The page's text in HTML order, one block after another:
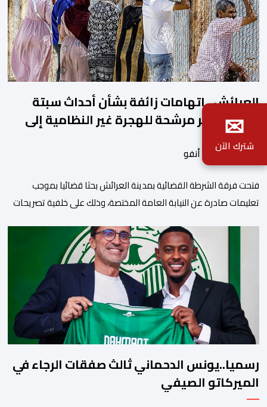
العرائش.. اتهامات زائفة بشأن أحداث سبتة
المحتلة تجر مرشحة للهجرة غير النظامية إلى
القضاء
بواسطة أحداث. أنفو
فتحت فرقة الشرطة القضائية بمدينة العرائش بحثا قضائيا بموجب
تعليمات صادرة عن النيابة العامة المختصة، وذلك على خلفية تصريحات
وأعادت تداولها حسابات على شبكات التواصل الاجتماعي. وكانت
السيدة المذكورة قد صرحت بمعطيات مضللة، واتهامات كيدية، تدعي
فيها بأن جهات رسمية هي من فتحت الحدود في […]
رسميا..يونس الدحماني ثالث صفقات الرجاء في
الميركاتو الصيفي
✉
شترك الآن